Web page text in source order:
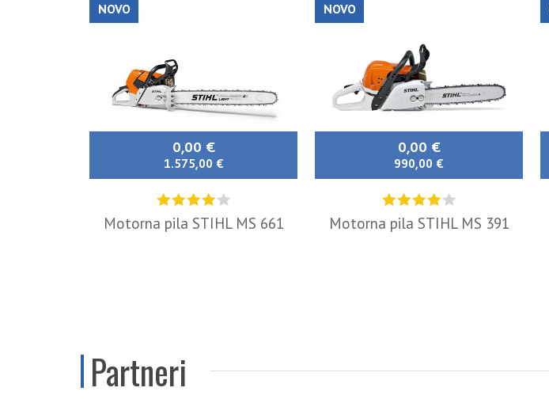
0,00 €
1.575,00 €
NOVO
Motorna pila STIHL MS 661
0,00 €
990,00 €
NOVO
Motorna pila STIHL MS 391
Partneri